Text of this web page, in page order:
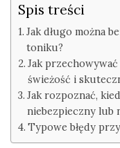
Spis treści
Jak długo można
toniku?
Jak
świeżość i
Jak rozpoznać,
niebezpieczny lub
Typowe błędy